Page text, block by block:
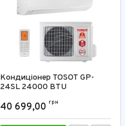
Кондиціонер TOSOT GP-
24SL 24000 BTU
40 699,00 грн